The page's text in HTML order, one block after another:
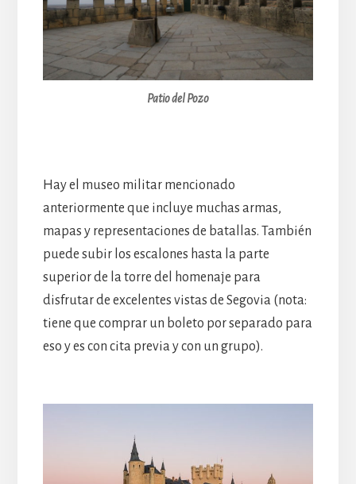
Patio del Pozo
Hay el museo militar mencionado
anteriormente que incluye muchas armas,
mapas y representaciones de batallas. También
puede subir los escalones hasta la parte
superior de la torre del homenaje para
disfrutar de excelentes vistas de Segovia (nota:
tiene que comprar un boleto por separado para
eso y es con cita previa y con un grupo).